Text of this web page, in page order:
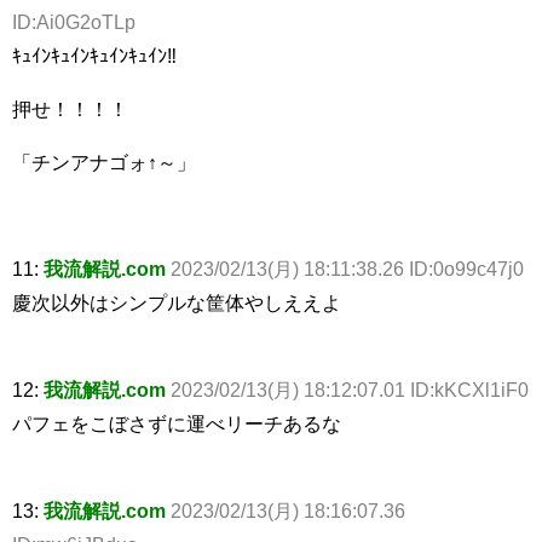
ID:Ai0G2oTLp
ｷｭｲﾝｷｭｲﾝｷｭｲﾝｷｭｲﾝ‼︎
押せ！！！！
「チンアナゴォ↑～」
11: 我流解説.com 2023/02/13(月) 18:11:38.26 ID:0o99c47j0
慶次以外はシンプルな筐体やしええよ
12: 我流解説.com 2023/02/13(月) 18:12:07.01 ID:kKCXl1iF0
パフェをこぼさずに運べリーチあるな
13: 我流解説.com 2023/02/13(月) 18:16:07.36